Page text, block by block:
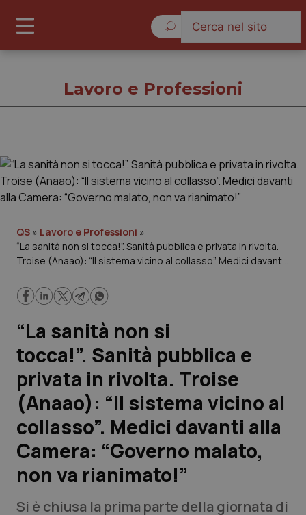
Cronache
Governo e Parlamento
Regioni e Asl
Lavoro e Professioni
Scienza e Farmaci
Studi e Analisi
Lettere al direttore
Edizioni Regionali
QS Pro
Lavoro e Professioni
QS » Lavoro e Professioni »
“La sanità non si tocca!”. Sanità pubblica e privata in rivolta.
Troise (Anaao): “Il sistema vicino al collasso”. Medici davanti
“La sanità non si
tocca!”. Sanità pubblica e
privata in rivolta. Troise
(Anaao): “Il sistema vicino al
collasso”. Medici davanti alla
Camera: “Governo malato,
non va rianimato!”
Si è chiusa la prima parte della giornata di